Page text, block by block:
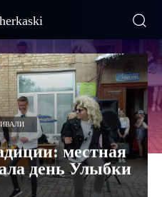
местная
день Улыбки